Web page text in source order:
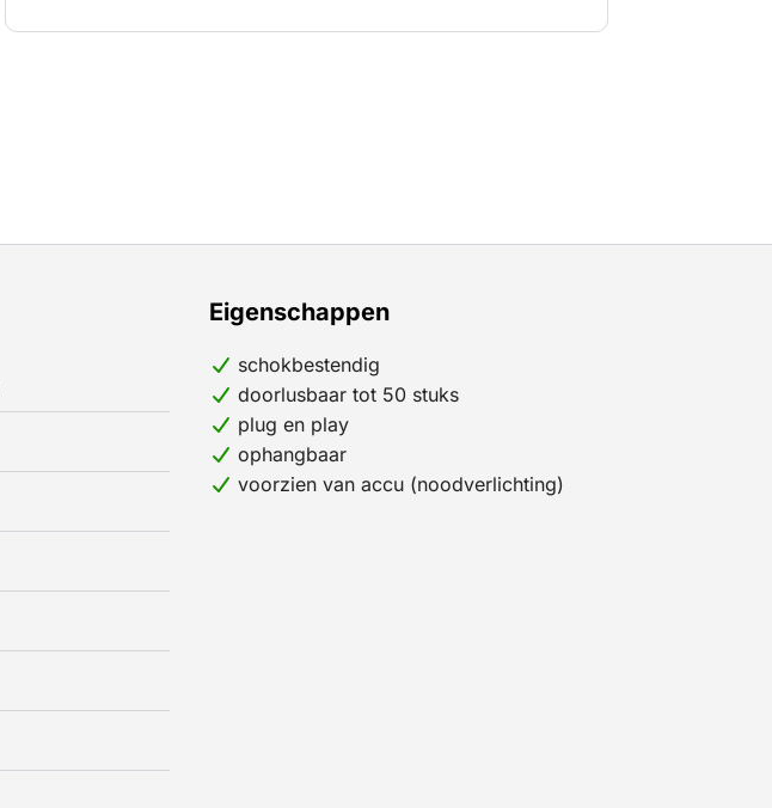
Eigenschappen
schokbestendig
doorlusbaar tot 50 stuks
plug en play
ophangbaar
voorzien van accu (noodverlichting)